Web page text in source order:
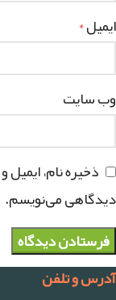
ایمیل*
وب‌ سایت
ذخیره نام،
دیدگاهی می‌نویسم.
آدرس و تلفن